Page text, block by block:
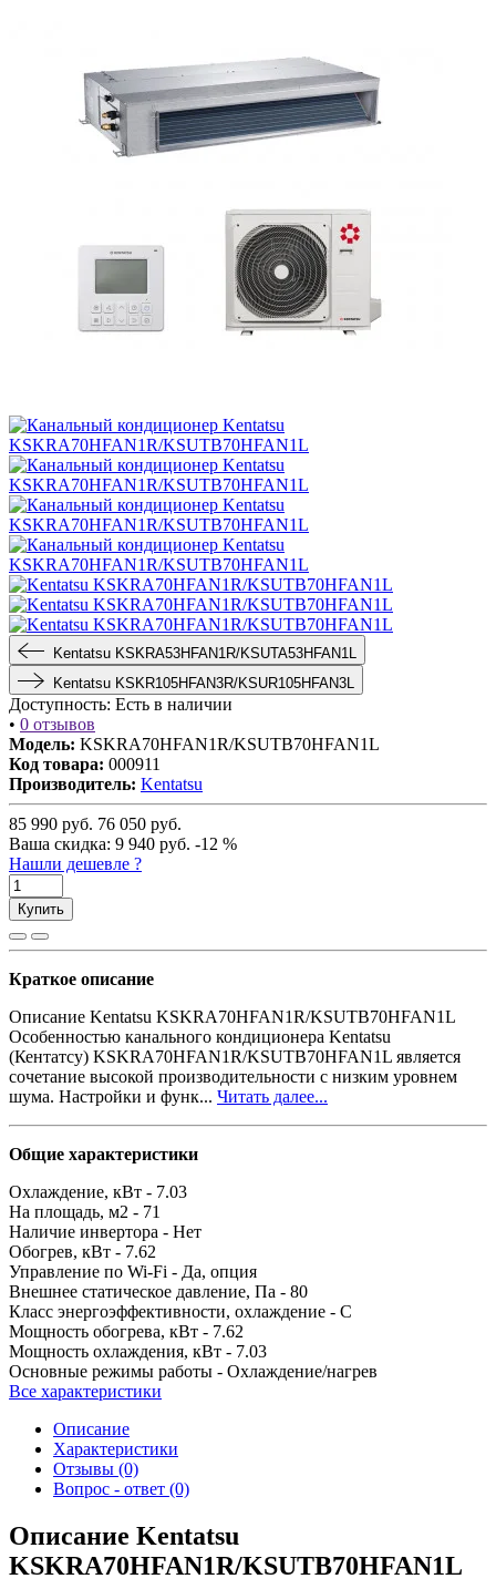
Kentatsu KSKRA53HFAN1R/KSUTA53HFAN1L
Kentatsu KSKR105HFAN3R/KSUR105HFAN3L
Доступность: Есть в наличии
• 0 отзывов
Модель: KSKRA70HFAN1R/KSUTB70HFAN1L
Код товара: 000911
Производитель: Kentatsu
85 990 руб. 76 050 руб.
Ваша cкидка: 9 940 руб. -12 %
Нашли дешевле ?
Купить
Краткое описание
Описание Kentatsu KSKRA70HFAN1R/KSUTB70HFAN1L
Особенностью канального кондиционера Kentatsu
(Кентатсу) KSKRA70HFAN1R/KSUTB70HFAN1L является
сочетание высокой производительности с низким уровнем
шума. Настройки и функ... Читать далее...
Общие характеристики
Охлаждение, кВт - 7.03
На площадь, м2 - 71
Наличие инвертора - Нет
Обогрев, кВт - 7.62
Управление по Wi-Fi - Да, опция
Внешнее статическое давление, Па - 80
Класс энергоэффективности, охлаждение - C
Мощность обогрева, кВт - 7.62
Мощность охлаждения, кВт - 7.03
Основные режимы работы - Охлаждение/нагрев
Все характеристики
Описание
Характеристики
Отзывы (0)
Вопрос - ответ (0)
Описание Kentatsu
KSKRA70HFAN1R/KSUTB70HFAN1L